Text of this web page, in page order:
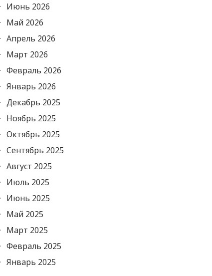
Июнь 2026
Май 2026
Апрель 2026
Март 2026
Февраль 2026
Январь 2026
Декабрь 2025
Ноябрь 2025
Октябрь 2025
Сентябрь 2025
Август 2025
Июль 2025
Июнь 2025
Май 2025
Март 2025
Февраль 2025
Январь 2025